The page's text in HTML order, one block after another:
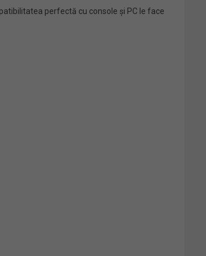
perfectă cu console și PC le face